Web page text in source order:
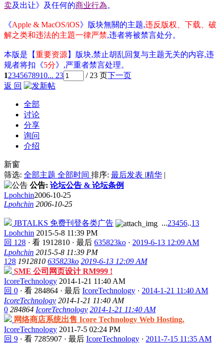
卖及出让》及任何的商业行為。
《Apple & MacOS/iOS》版块無關的主题,违反版权、下载、破
解之类和违法的主題一律严禁,违者将被禁言处分。
本版是【重要资源】版块,禁止胡乱回复与主题无关的内容,违
规者将扣《5分》,严重者禁言处理。
12345678910... 23 / 23 页下一页
返 回
全部
讨论
分享
询问
介绍
新窗
筛选: 全部主题 全部时间 排序: 最后发表 |精华 |
公告: 论坛公告 & 论坛条例
Lpohchin2006-10-25
Lpohchin 2006-10-25
JBTALKS 免费刊登各类广告 ...23456..13
Lpohchin 2015-5-8 11:39 PM
回 128 · 看 1912810 · 最后 635823ko · 2019-6-13 12:09 AM
Lpohchin 2015-5-8 11:39 PM
128 1912810 635823ko 2019-6-13 12:09 AM
SME 公司网页设计 RM999 !
IcoreTechnology 2014-1-21 11:40 AM
回 0 · 看 284864 · 最后 IcoreTechnology · 2014-1-21 11:40 AM
IcoreTechnology 2014-1-21 11:40 AM
0 284864 IcoreTechnology 2014-1-21 11:40 AM
网络商店系统出售 Icore Technology Web Hosting.
IcoreTechnology 2011-7-5 02:24 PM
回 9 · 看 7285907 · 最后 IcoreTechnology · 2011-7-15 11:35 AM